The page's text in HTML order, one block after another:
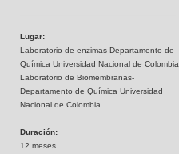
Lugar:
Laboratorio de enzimas-Departamento de
Química Universidad Nacional de Colombia
Laboratorio de Biomembranas-
Departamento de Química Universidad
Nacional de Colombia
Duración:
12 meses